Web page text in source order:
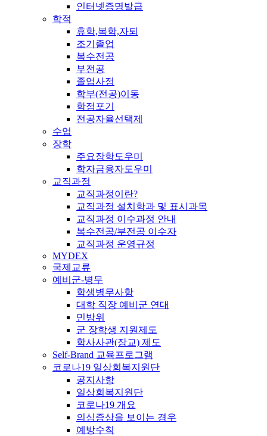
인터넷증명발급
학적
휴학,복학,자퇴
조기졸업
복수전공
부전공
졸업사정
학부(전공)이동
학점포기
전공자율선택제
수업
장학
주요장학도우미
학자금융자도우미
교직과정
교직과정이란?
교직과정 설치학과 및 표시과목
교직과정 이수과정 안내
복수전공/부전공 이수자
교직과정 운영규정
MYDEX
국제교류
예비군-병무
학생병무사항
대학 직장 예비군 연대
민방위
군 장학생 지원제도
학사사관(장교) 제도
Self-Brand 교육프로그램
코로나19 일상회복지원단
공지사항
일상회복지원단
코로나19 개요
의심증상을 보이는 경우
예방수칙